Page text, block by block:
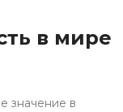
в мире
значение в